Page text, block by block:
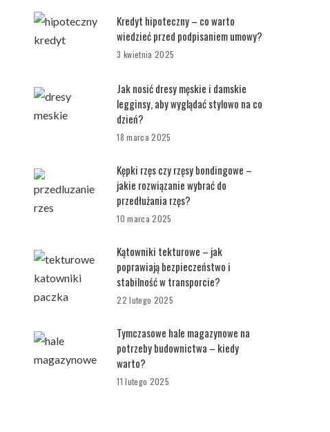
Kredyt hipoteczny – co warto
wiedzieć przed podpisaniem umowy?
3 kwietnia 2025
Jak nosić dresy męskie i damskie
legginsy, aby wyglądać stylowo na co
dzień?
18 marca 2025
Kępki rzęs czy rzęsy bondingowe –
jakie rozwiązanie wybrać do
przedłużania rzęs?
10 marca 2025
Kątowniki tekturowe – jak
poprawiają bezpieczeństwo i
stabilność w transporcie?
22 lutego 2025
Tymczasowe hale magazynowe na
potrzeby budownictwa – kiedy
warto?
11 lutego 2025